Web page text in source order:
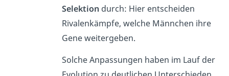
Selektion durch: Hier entscheiden
Rivalenkämpfe, welche Männchen ihre
Gene weitergeben.
Solche Anpassungen haben im Lauf der